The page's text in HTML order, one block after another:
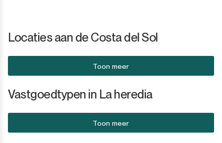
Selwo
Sotogrande
Locaties aan de Costa del Sol
Toon meer
Vastgoedtypen in La heredia
Toon meer